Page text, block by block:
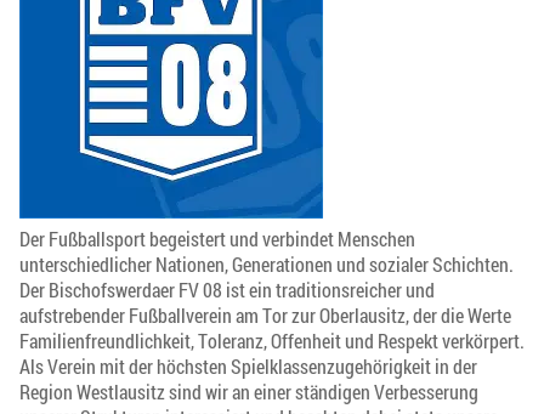
Der Fußballsport begeistert und verbindet Menschen
unterschiedlicher Nationen, Generationen und sozialer Schichten.
Der Bischofswerdaer FV 08 ist ein traditionsreicher und
aufstrebender Fußballverein am Tor zur Oberlausitz, der die Werte
Familienfreundlichkeit, Toleranz, Offenheit und Respekt verkörpert.
Als Verein mit der höchsten Spielklassenzugehörigkeit in der
Region Westlausitz sind wir an einer ständigen Verbesserung